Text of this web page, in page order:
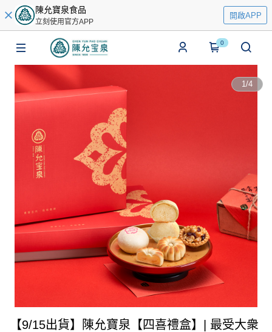
陳允寶泉食品
立刻使用官方APP
開啟APP
0
1/4
【9/15出貨】陳允寶泉【四喜禮盒】| 最受大衆